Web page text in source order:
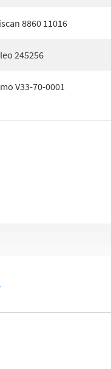
8860 11016
245256
V33-70-0001